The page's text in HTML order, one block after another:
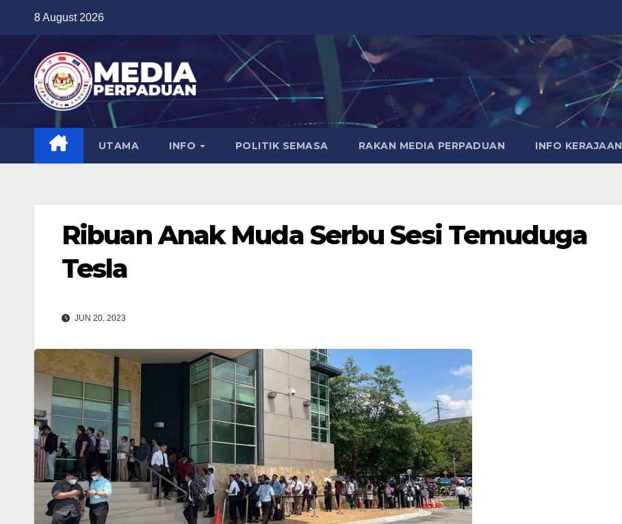
content
8 August 2026
UTAMA INFO POLITIK SEMASA RAKAN MEDIA PERPADUAN INFO KERAJAAN
Ribuan Anak Muda Serbu Sesi Temuduga
Tesla
JUN 20, 2023